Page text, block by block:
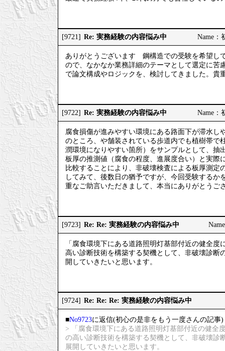
[9721] Re: 実務経験の内容悩み中 Name：
ありがとうございます 鋼構造での受験を希望し
ので、なかなか業務詳細のテーマとして選定に苦
で論文構成やロジックを、検討してきました。貴
[9722] Re: 実務経験の内容悩み中 Name：
腐食損傷が進みやすい環境にある路面下が滞水
のところ、や舗装されている歩道内でも植樹帯で
潤環境になりやすい箇所）をサンプルとして、抽
板厚の推測値（腐食の程度、進展度合い）と実際
比較することにより、非破壊検査による板厚測
してみて、後数日の猶予ですが、今回受験する
重なご助言いただきまして、本当にありがとうご
[9723] Re: Re: 実務経験の内容悩み中
「腐食環境下にある道路照明灯基部付近の健全
高い診断技術を構築する契機として、非破壊診断
開していきたいと思います。
[9724] Re: Re: Re: 実務経験の内容悩み中
■No9723に返信(初心の是非をもう一度さんの記事)
> 「腐食環境下にある道路照明灯基部付近の健全
の高い診断技術を構築する契機として、非破壊診
展開していきたいと思います。